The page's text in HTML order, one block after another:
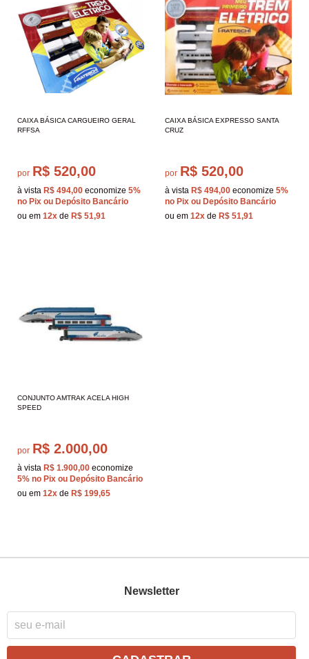
CAIXA BÁSICA CARGUEIRO GERAL
RFFSA
por R$ 520,00
à vista R$ 494,00 economize 5%
no Pix ou Depósito Bancário
ou em 12x de R$ 51,91
CAIXA BÁSICA EXPRESSO SANTA
CRUZ
por R$ 520,00
à vista R$ 494,00 economize 5%
no Pix ou Depósito Bancário
ou em 12x de R$ 51,91
CONJUNTO AMTRAK ACELA HIGH
SPEED
por R$ 2.000,00
à vista R$ 1.900,00 economize
5% no Pix ou Depósito Bancário
ou em 12x de R$ 199,65
Newsletter